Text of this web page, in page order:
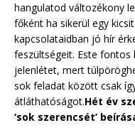
hangulatod változékony
főként ha sikerül egy
kapcsolataidban jó hír
feszültségeit. Este fontos
jelenlétet, mert
sok feladat között csak
átláthatóságot.Hét év
‘sok szerencsét’